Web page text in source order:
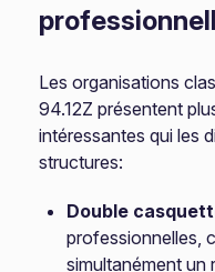
Les organisations
94.12Z présentent
intéressantes qui les
structures:
Double
professionnelles,
simultanément un